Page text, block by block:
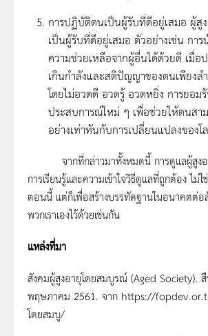
การปฏิบัติตนเป็นผู้รับที่ดีอยู่เสมอ ผู้สู
เป็นผู้รับที่ดีอยู่เสมอ ตัวอย่างเช่น กา
ความช่วยเหลือจากผู้อื่นได้ด้วยดี เมื่
เกินกำลังและสติปัญญาของตนเพียงล
โดยไม่อวดดี อวดรู้ อวดหยิ่ง การยอม
ประสบการณ์ใหม่ ๆ เพื่อช่วยให้ตนสา
อย่างเท่าทันกับการเปลี่ยนแปลงของโ
จากที่กล่าวมาทั้งหมดนี้ การดูแลผู้สูงอ
การเรียนรู้และความเข้าใจวิธีดูแลที่ถูกต้อง ไม่
ตอนนี้ แต่ก็เพื่อสร้างบรรทัดฐานในอนาคตต่
พวกเราเองไว้ด้วยเช่นกัน
แหล่งที่มา
สังคมผู้สูงอายุโดยสมบูรณ์ (Aged Society).
พฤษภาคม 2561. จาก https://
โดยสมบู/